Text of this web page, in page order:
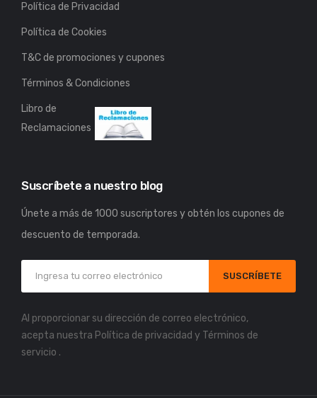
Política de Privacidad
Política de Cookies
T&C de promociones y cupones
Términos & Condiciones
Libro de
Reclamaciones
Suscríbete a nuestro blog
Únete a más de 1000 suscriptores y obtén los cupones de
descuento de temporada.
SUSCRÍBETE
Al proporcionar su dirección de correo electrónico,
acepta nuestra Política de privacidad y Términos de
servicio .